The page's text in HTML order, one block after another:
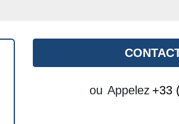
ou Appelez +33